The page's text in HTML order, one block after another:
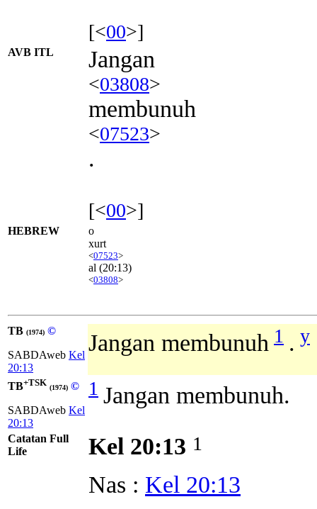
[<00>]
AVB ITL Jangan
<03808>
membunuh
<07523>
.
[<00>]
HEBREW
o
xurt
<07523>
al (20:13)
<03808>
TB (1974) ©
SABDAweb Kel
20:13
Jangan membunuh 1 . y
TB+TSK (1974) ©
SABDAweb Kel
20:13
1 Jangan membunuh.
Catatan Full
Life
Kel 20:13 1
Nas : Kel 20:13